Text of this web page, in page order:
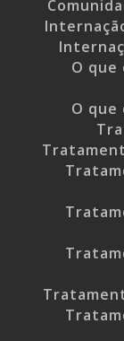
O que
O que